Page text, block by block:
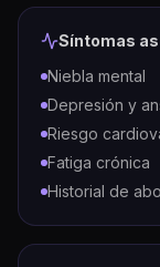
Síntomas
Niebla mental
Depresión y
Riesgo
Fatiga crónica
Historial de